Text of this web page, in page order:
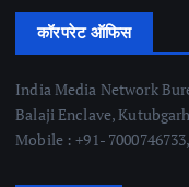
कॉरपरेट ऑफिस
India Media Network
Balaji Enclave,
Mobile : +91-